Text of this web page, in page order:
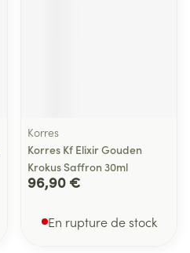
Korres
Korres Kf Elixir Gouden
Krokus Saffron 30ml
96,90 €
En rupture de stock